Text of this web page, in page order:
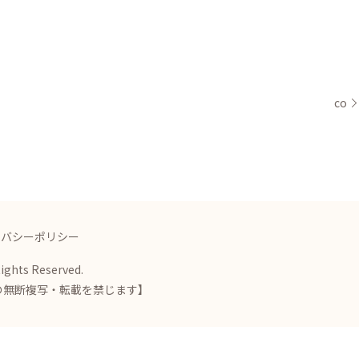
co
シーポリシー
Reserved.
断複写・転載を禁じます】